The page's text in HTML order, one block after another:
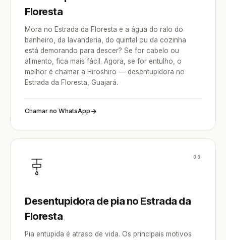
Floresta
Mora no Estrada da Floresta e a água do ralo do
banheiro, da lavanderia, do quintal ou da cozinha
está demorando para descer? Se for cabelo ou
alimento, fica mais fácil. Agora, se for entulho, o
melhor é chamar a Hiroshiro — desentupidora no
Estrada da Floresta, Guajará.
Chamar no WhatsApp
03
Desentupidora de pia no Estrada da
Floresta
Pia entupida é atraso de vida. Os principais motivos